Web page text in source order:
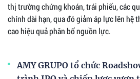
thị trường chứng khoán, trái phiếu, các
chính dài hạn, qua đó giảm áp lực lên hệ
cao hiệu quả phân bổ nguồn lực.
AMY GRUPO tổ chức